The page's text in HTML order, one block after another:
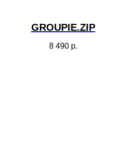
GROUPIE.ZIP
8 490 р.